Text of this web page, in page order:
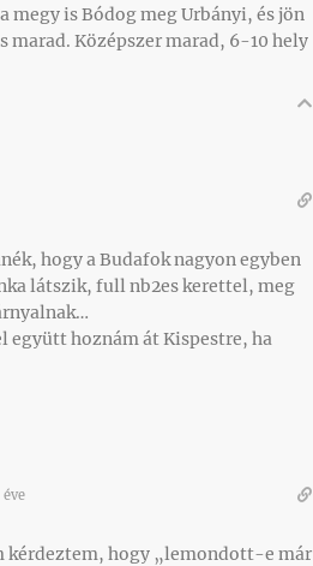
megy is Bódog meg Urbányi, és jön
marad. Középszer marad, 6-10 hely
hogy a Budafok nagyon egyben
látszik, full nb2es kerettel, meg
együtt hoznám át Kispestre, ha
éve
kérdeztem, hogy „lemondott-e már